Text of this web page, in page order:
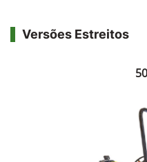
Versões Estreitos